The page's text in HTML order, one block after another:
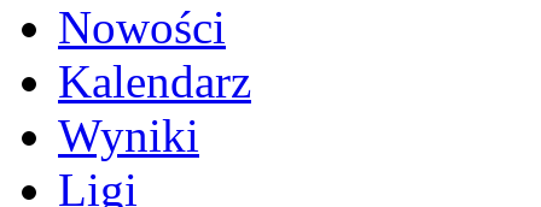
Nowości
Kalendarz
Wyniki
Ligi